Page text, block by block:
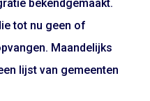
bekendgemaakt.
tot nu geen of
Maandelijks
lijst van gemeenten